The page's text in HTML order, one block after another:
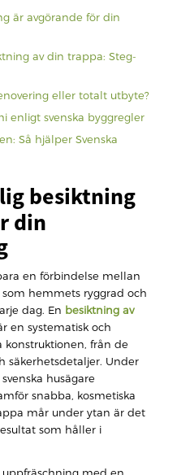
är avgörande för din
av din trappa: Steg-
eller totalt utbyte?
enligt svenska byggregler
Så hjälper Svenska
besiktning
din
en förbindelse mellan
hemmets ryggrad och
dag. En besiktning av
en systematisk och
från de
säkerhetsdetaljer. Under
husägare
snabba, kosmetiska
mår under ytan är det
som håller i